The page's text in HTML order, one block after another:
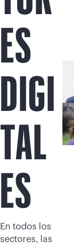
ES
DIGI
TAL
ES
En todos los
sectores, las